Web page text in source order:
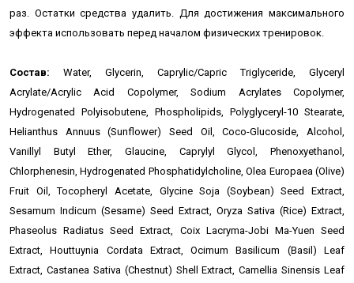
раз. Остатки средства удалить. Для достижения максимального
эффекта использовать перед началом физических тренировок.
Состав: Water, Glycerin, Caprylic/Capric Triglyceride, Glyceryl
Acrylate/Acrylic Acid Copolymer, Sodium Acrylates Copolymer,
Hydrogenated Polyisobutene, Phospholipids, Polyglyceryl-10 Stearate,
Helianthus Annuus (Sunflower) Seed Oil, Coco-Glucoside, Alcohol,
Vanillyl Butyl Ether, Glaucine, Caprylyl Glycol, Phenoxyethanol,
Chlorphenesin, Hydrogenated Phosphatidylcholine, Olea Europaea (Olive)
Fruit Oil, Tocopheryl Acetate, Glycine Soja (Soybean) Seed Extract,
Sesamum Indicum (Sesame) Seed Extract, Oryza Sativa (Rice) Extract,
Phaseolus Radiatus Seed Extract, Coix Lacryma-Jobi Ma-Yuen Seed
Extract, Houttuynia Cordata Extract, Ocimum Basilicum (Basil) Leaf
Extract, Castanea Sativa (Chestnut) Shell Extract, Camellia Sinensis Leaf